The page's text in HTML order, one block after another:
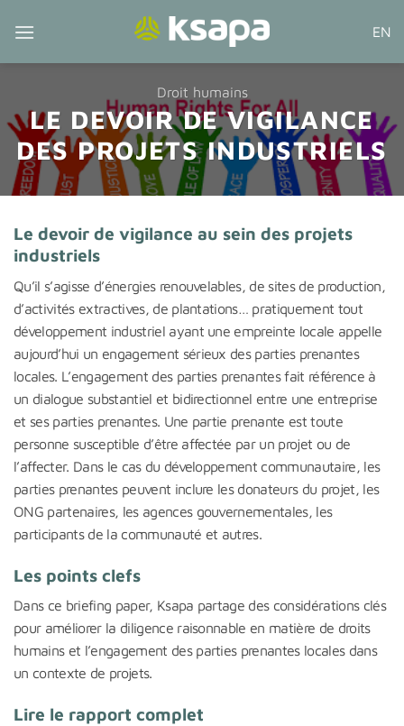
EN
Droit humains
LE DEVOIR DE VIGILANCE
DES PROJETS INDUSTRIELS
Le devoir de vigilance au sein des projets
industriels
Qu’il s’agisse d’énergies renouvelables, de sites de production,
d’activités extractives, de plantations… pratiquement tout
développement industriel ayant une empreinte locale appelle
aujourd’hui un engagement sérieux des parties prenantes
locales. L’engagement des parties prenantes fait référence à
un dialogue substantiel et bidirectionnel entre une entreprise
et ses parties prenantes. Une partie prenante est toute
personne susceptible d’être affectée par un projet ou de
l’affecter. Dans le cas du développement communautaire, les
parties prenantes peuvent inclure les donateurs du projet, les
ONG partenaires, les agences gouvernementales, les
participants de la communauté et autres.
Les points clefs
Dans ce briefing paper, Ksapa partage des considérations clés
pour améliorer la diligence raisonnable en matière de droits
humains et l’engagement des parties prenantes locales dans
un contexte de projets.
Lire le rapport complet